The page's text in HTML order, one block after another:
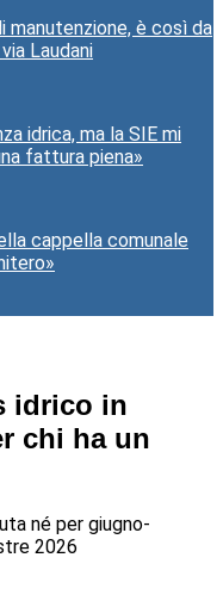
manutenzione, è così da
Laudani
idrica, ma la SIE mi
fattura piena»
cappella comunale
idrico in
chi ha un
né per giugno-
2026